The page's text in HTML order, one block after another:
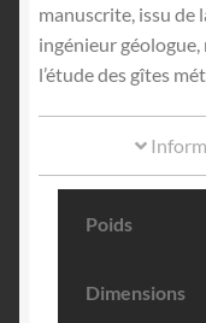
manuscrite, issu de
ingénieur géologue,
l’étude des gîtes
Poids
Dimensions